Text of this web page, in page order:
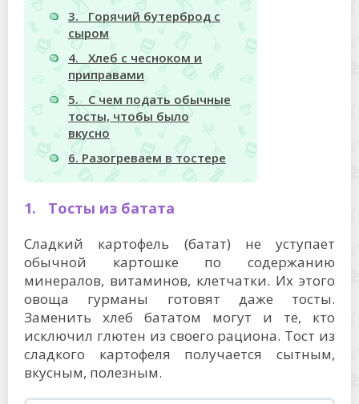
3. Горячий бутерброд с
сыром
4. Хлеб с чесноком и
приправами
5. С чем подать обычные
тосты, чтобы было
вкусно
6. Разогреваем в тостере
1. Тосты из батата
Сладкий картофель (батат) не уступает
обычной картошке по содержанию
минералов, витаминов, клетчатки. Их этого
овоща гурманы готовят даже тосты.
Заменить хлеб бататом могут и те, кто
исключил глютен из своего рациона. Тост из
сладкого картофеля получается сытным,
вкусным, полезным.